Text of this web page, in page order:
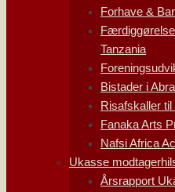
Forhave &
Tanzania
Bistader i
Risafskaller
Fanaka Arts
Nafsi Africa
Ukasse
Årsrapport